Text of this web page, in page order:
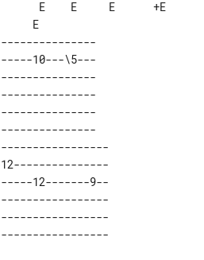
E
10---\5---
12-------9--